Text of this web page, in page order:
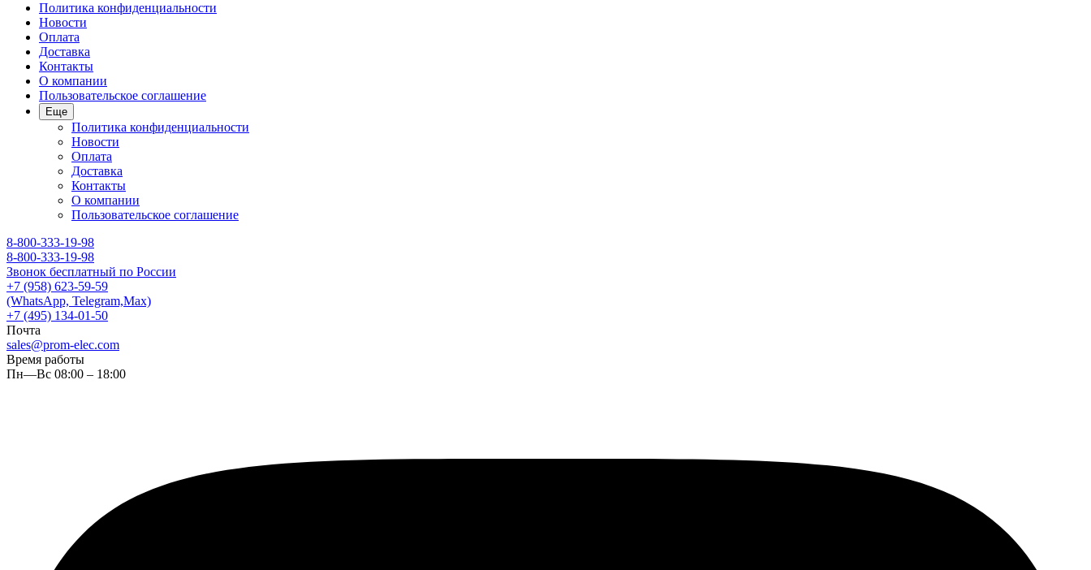
Политика конфиденциальности
Новости
Оплата
Доставка
Контакты
О компании
Пользовательское соглашение
Еще
Политика конфиденциальности
Новости
Оплата
Доставка
Контакты
О компании
Пользовательское соглашение
8-800-333-19-98
8-800-333-19-98
Звонок бесплатный по России
+7 (958) 623-59-59
(WhatsApp, Telegram,Max)
+7 (495) 134-01-50
Почта
sales@prom-elec.com
Время работы
Пн—Вс 08:00 – 18:00